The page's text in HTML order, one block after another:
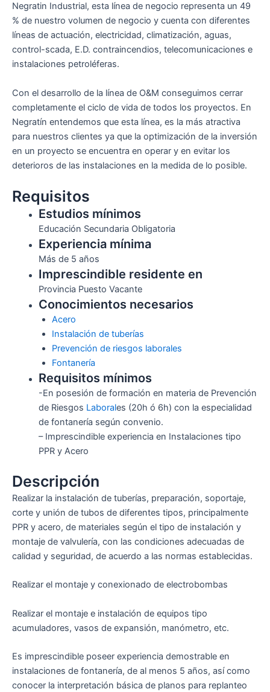
Negratin Industrial, esta línea de negocio representa un 49
% de nuestro volumen de negocio y cuenta con diferentes
líneas de actuación, electricidad, climatización, aguas,
control-scada, E.D. contraincendios, telecomunicaciones e
instalaciones petroléferas.
Con el desarrollo de la línea de O&M conseguimos cerrar
completamente el ciclo de vida de todos los proyectos. En
Negratín entendemos que esta línea, es la más atractiva
para nuestros clientes ya que la optimización de la inversión
en un proyecto se encuentra en operar y en evitar los
deterioros de las instalaciones en la medida de lo posible.
Requisitos
Estudios mínimos
Educación Secundaria Obligatoria
Experiencia mínima
Más de 5 años
Imprescindible residente en
Provincia Puesto Vacante
Conocimientos necesarios
Acero
Instalación de tuberías
Prevención de riesgos laborales
Fontanería
Requisitos mínimos
-En posesión de formación en materia de Prevención
de Riesgos Laborales (20h ó 6h) con la especialidad
de fontanería según convenio.
– Imprescindible experiencia en Instalaciones tipo
PPR y Acero
Descripción
Realizar la instalación de tuberías, preparación, soportaje,
corte y unión de tubos de diferentes tipos, principalmente
PPR y acero, de materiales según el tipo de instalación y
montaje de valvulería, con las condiciones adecuadas de
calidad y seguridad, de acuerdo a las normas establecidas.
Realizar el montaje y conexionado de electrobombas
Realizar el montaje e instalación de equipos tipo
acumuladores, vasos de expansión, manómetro, etc.
Es imprescindible poseer experiencia demostrable en
instalaciones de fontanería, de al menos 5 años, así como
conocer la interpretación básica de planos para replanteo